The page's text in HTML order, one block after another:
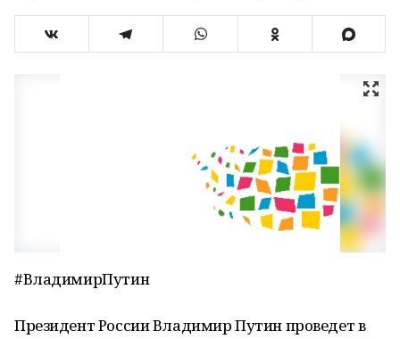
#ВладимирПутин
Президент России Владимир Путин проведет в